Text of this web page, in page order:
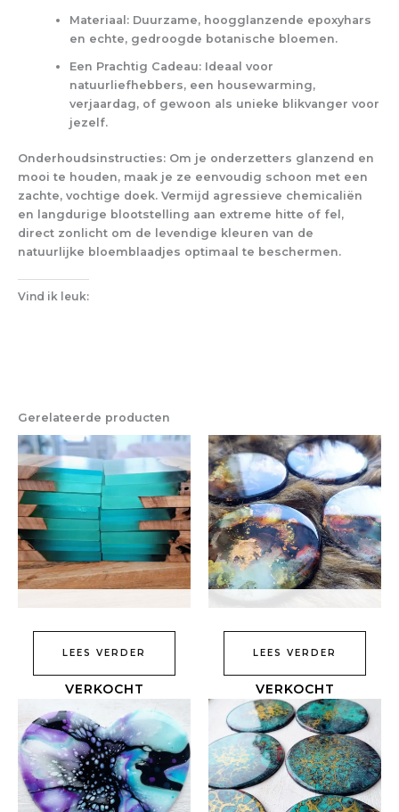
Materiaal: Duurzame, hoogglanzende epoxyhars
en echte, gedroogde botanische bloemen.
Een Prachtig Cadeau: Ideaal voor
natuurliefhebbers, een housewarming,
verjaardag, of gewoon als unieke blikvanger voor
jezelf.
Onderhoudsinstructies: Om je onderzetters glanzend en
mooi te houden, maak je ze eenvoudig schoon met een
zachte, vochtige doek. Vermijd agressieve chemicaliën
en langdurige blootstelling aan extreme hitte of fel,
direct zonlicht om de levendige kleuren van de
natuurlijke bloemblaadjes optimaal te beschermen.
Vind ik leuk:
Gerelateerde producten
LEES VERDER LEES VERDER